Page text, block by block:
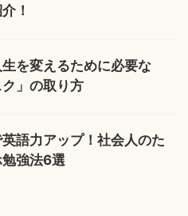
！
を変えるために必要な
ク」の取り方
語力アップ！社会人のた
強法6選